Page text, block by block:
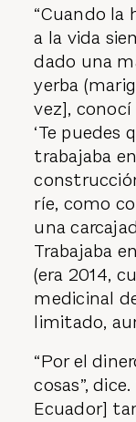
“Cuando la
a la vida
dado una
yerba
vez],
‘Te puedes
trabajaba
ríe, como
una
Trabajaba
(era 2014,
medicinal
limitado,
“Por el
cosas”,
Ecuador]